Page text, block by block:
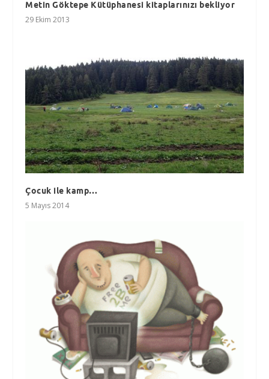
Metin Göktepe Kütüphanesi kitaplarınızı bekliyor
29 Ekim 2013
Çocuk ile kamp…
5 Mayıs 2014